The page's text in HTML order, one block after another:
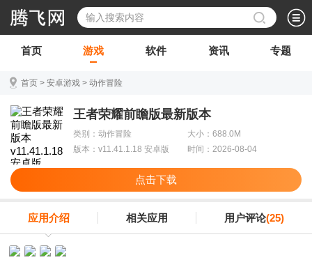
首页 游戏 软件 资讯 专题
首页 > 安卓游戏 > 动作冒险
王者荣耀前瞻版最新版本
类别：动作冒险
大小：688.0M
版本：v11.41.1.18 安卓版
时间：2026-08-04
点击下载
应用介绍 相关应用 用户评论(25)